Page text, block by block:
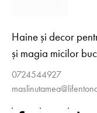
Haine și decor
și magia micilor
0724544927